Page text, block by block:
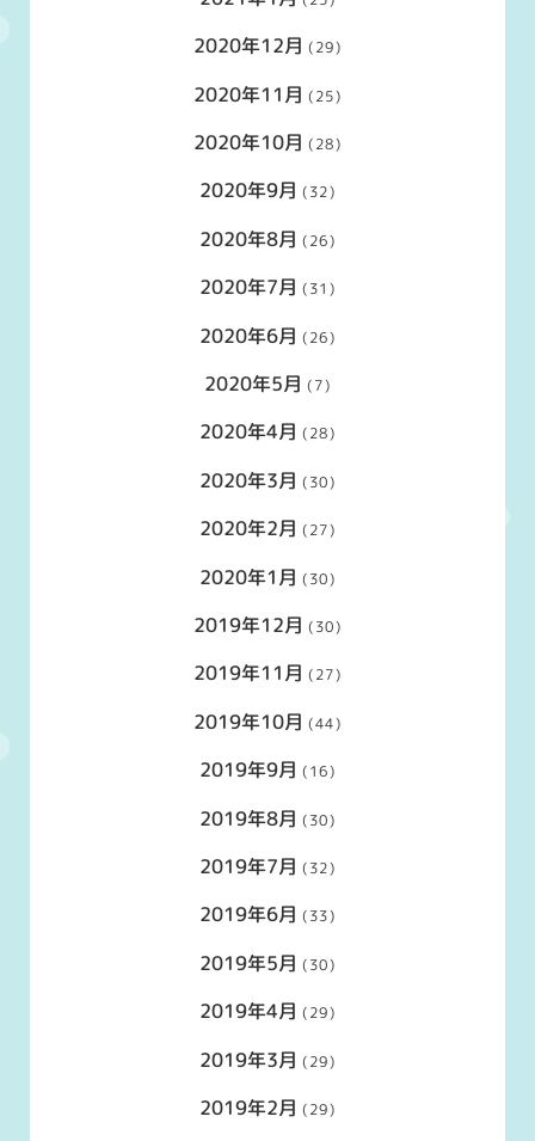
2020年12月 (29)
2020年11月 (25)
2020年10月 (28)
2020年9月 (32)
2020年8月 (26)
2020年7月 (31)
2020年6月 (26)
2020年5月 (7)
2020年4月 (28)
2020年3月 (30)
2020年2月 (27)
2020年1月 (30)
2019年12月 (30)
2019年11月 (27)
2019年10月 (44)
2019年9月 (16)
2019年8月 (30)
2019年7月 (32)
2019年6月 (33)
2019年5月 (30)
2019年4月 (29)
2019年3月 (29)
2019年2月 (29)